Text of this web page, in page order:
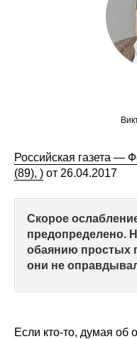
Сотрудники
Отчетность
Материалы
Публикации
Издания
Проблемы
Российская газета —
(89), ) от 26.04.2017
Скорое
предопределено.
обаянию простых
они не
Если кто-то, думая об